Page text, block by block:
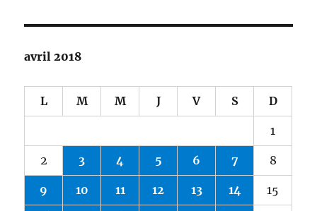
avril 2018
L M M J V S D
1
2 3 4 5 6 7 8
9 10 11 12 13 14 15